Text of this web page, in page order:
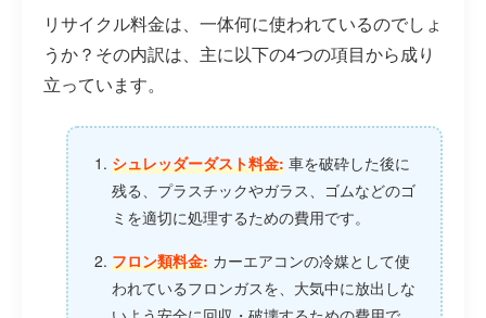
リサイクル料金は、一体何に使われているのでしょ
うか？その内訳は、主に以下の4つの項目から成り
立っています。
シュレッダーダスト料金: 車を破砕した後に
残る、プラスチックやガラス、ゴムなどのゴ
ミを適切に処理するための費用です。
フロン類料金: カーエアコンの冷媒として使
われているフロンガスを、大気中に放出しな